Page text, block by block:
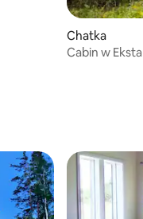
Chatka
Cabin w Eksta